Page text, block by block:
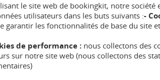
le site web de bookingkit, notre
utilisateurs dans les buts suivants :-
garantir les fonctionnalités de base du site
de performance : nous collectons des
sur notre site web (nous collectons des